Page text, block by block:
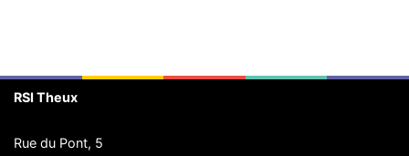
RSI Theux
Rue du Pont, 5